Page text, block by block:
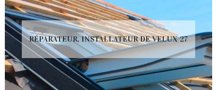
RÉPARATEUR, INSTALLATEUR DE VELUX 27